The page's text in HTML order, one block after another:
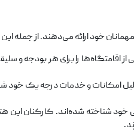
خود ارائه می‌دهند. از جمله این
را برای هر بودجه و
و خدمات درجه یک خود
شناخته شده‌اند. کارکنان این